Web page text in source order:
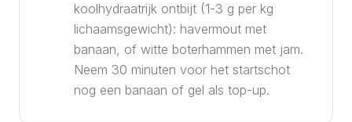
koolhydraatrijk ontbijt (1-3 g per kg
lichaamsgewicht): havermout met
banaan, of witte boterhammen met jam.
Neem 30 minuten voor het startschot
nog een banaan of gel als top-up.